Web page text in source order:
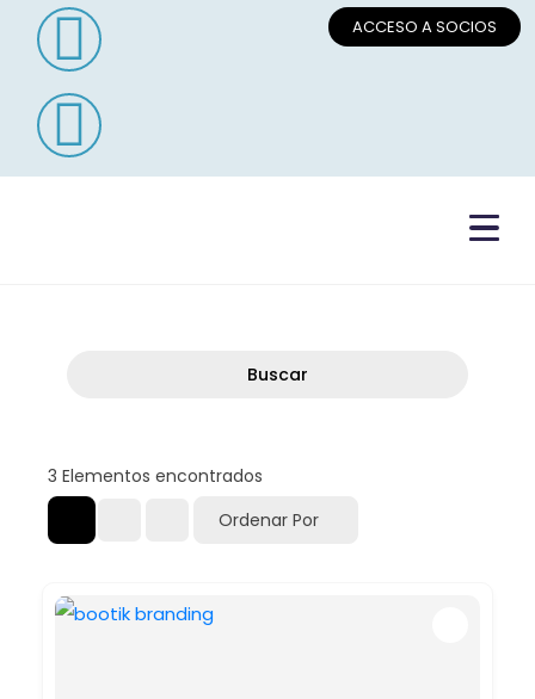
ACCESO A SOCIOS
Buscar
3 Elementos encontrados
Ordenar Por